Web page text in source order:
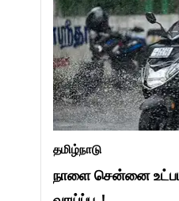
தமிழ்நாடு
நாளை சென்னை